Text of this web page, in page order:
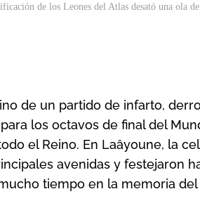
de los Leones del Atlas desató una ola
de un partido de infarto,
los octavos de final del
el Reino. En Laâyoune, la
avenidas y festejaron
tiempo en la memoria